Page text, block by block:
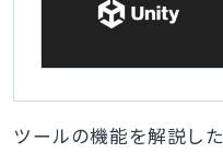
ツールの機能を解説した